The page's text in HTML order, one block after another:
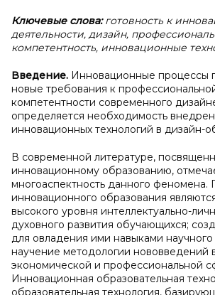
Ключевые слова: готовность к
деятельности, дизайн,
компетентность, инновационные
Введение. Инновационные процессы
новые требования к
компетентности современного
определяется необходимость
инновационных технологий в дизайн-
В современной литературе,
инновационному образованию,
многоаспектность данного феномена.
инновационного образования
высокого уровня интеллектуально-
духовного развития обучающихся;
для овладения ими навыками
научение методологии нововведений
экономической и профессиональной
Инновационная образовательная
образовательная технология,